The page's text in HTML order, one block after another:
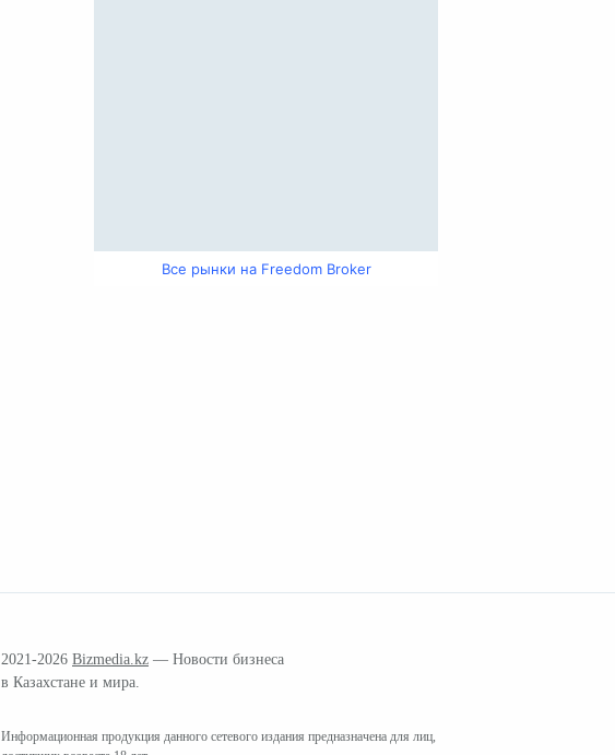
Все рынки на Freedom Broker
2021-2026 Bizmedia.kz — Новости бизнеса
в Казахстане и мира.
Информационная продукция данного сетевого издания предназначена для лиц,